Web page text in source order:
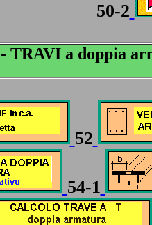
50-2
- TRAVI a doppia
52
54-1